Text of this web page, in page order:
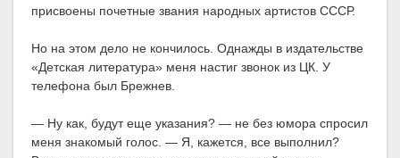
присвоены почетные звания народных артистов СССР.
Но на этом дело не кончилось. Однажды в издательстве
«Детская литература» меня настиг звонок из ЦК. У
телефона был Брежнев.
— Ну как, будут еще указания? — не без юмора спросил
меня знакомый голос. — Я, кажется, все выполнил?